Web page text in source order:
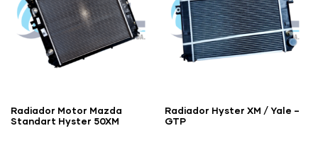
Radiador Motor Mazda
Standart Hyster 50XM
Radiador Hyster XM / Yale –
GTP